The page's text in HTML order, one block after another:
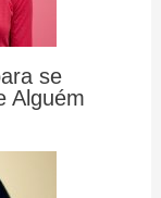
se
Alguém